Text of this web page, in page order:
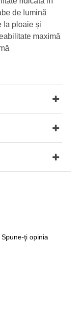
de lumină
la ploaie și
maximă
Spune-ţi opinia